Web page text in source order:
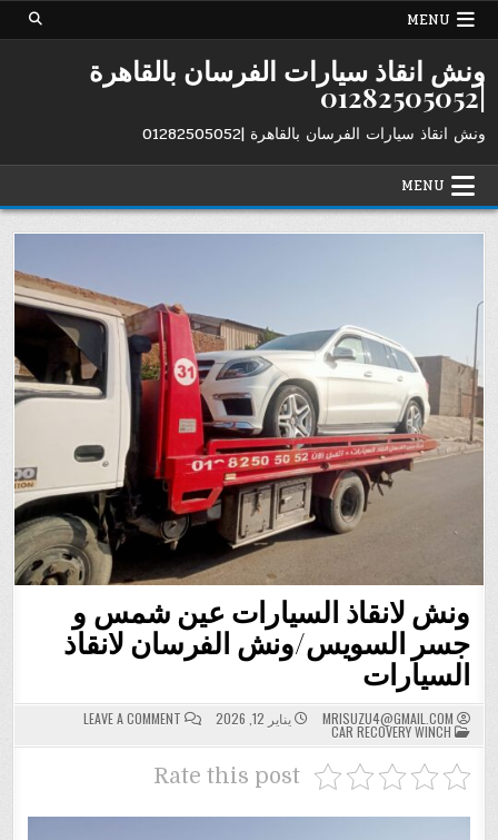
Skip
MENU
ونش انقاذ سيارات الفرسان بالقاهرة
|01282505052
ونش انقاذ سيارات الفرسان بالقاهرة |01282505052
MENU
ونش لانقاذ السيارات عين شمس و
جسر السويس/ونش الفرسان لانقاذ
السيارات
MRISUZU4@GMAIL.COM يناير 12, 2026 LEAVE A COMMENT
ON
ونش
لانقاذ
POSTED
IN
CAR RECOVERY WINCH
Rate this post